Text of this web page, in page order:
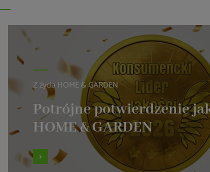
Z życia HOME & GARDEN
Potrójne potwierdzenie
HOME & GARDEN